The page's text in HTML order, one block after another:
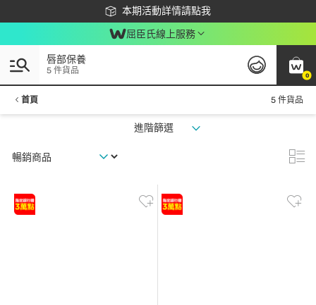
本期活動詳情請點我
下載app最高回饋$350
屈臣氏線上服務
0
唇部保養
5 件貨品
首頁 5 件貨品
進階篩選